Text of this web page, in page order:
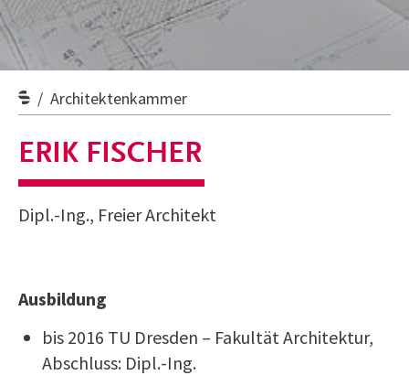
Architektenkammer
ERIK FISCHER
Dipl.-Ing., Freier Architekt
Ausbildung
bis 2016 TU Dresden – Fakultät Architektur,
Abschluss: Dipl.-Ing.